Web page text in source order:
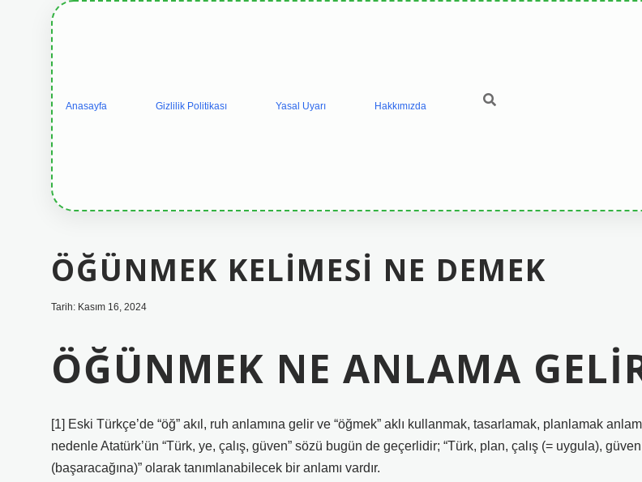
Anasayfa Gizlilik Politikası Yasal Uyarı Hakkımızda
ÖĞÜNMEK KELIMESI NE DEMEK
Tarih: Kasım 16, 2024
ÖĞÜNMEK NE ANLAMA
[1] Eski Türkçe’de “öğ” akıl, ruh anlamına gelir ve “öğmek” aklı kullanmak, tasarlamak, planlamak
nedenle Atatürk’ün “Türk, ye, çalış, güven” sözü bugün de geçerlidir; “Türk, plan, çalış (= uygula), güven
(başaracağına)” olarak tanımlanabilecek bir anlamı vardır.